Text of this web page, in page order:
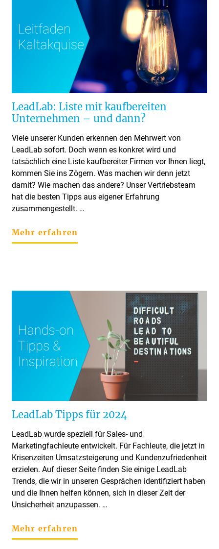
LeadLab: Liste mit kaufbereiten
Unternehmen – und dann?
Viele unserer Kunden erkennen den Mehrwert von
LeadLab sofort. Doch wenn es konkret wird und
tatsächlich eine Liste kaufbereiter Firmen vor Ihnen liegt,
kommen Sie ins Zögern. Was machen wir denn jetzt
damit? Wie machen das andere? Unser Vertriebsteam
hat die besten Tipps aus eigener Erfahrung
zusammengestellt. …
Mehr erfahren
LeadLab Tipps für 2024
LeadLab wurde speziell für Sales- und
Marketingfachleute entwickelt. Für Fachleute, die jetzt in
Krisenzeiten Umsatzsteigerung und Kundenzufriedenheit
erzielen. Auf dieser Seite finden Sie einige LeadLab
Trends, die wir in unseren Gesprächen identifiziert haben
und die Ihnen helfen können, sich in dieser Zeit der
Unsicherheit anzupassen. …
Mehr erfahren